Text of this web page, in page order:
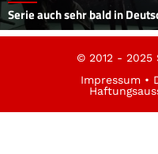
Serie auch sehr bald in
© 2012 - 2025
Impressum •